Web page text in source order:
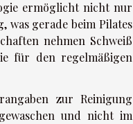
ermöglicht nicht nur
was gerade beim Pilates
nehmen Schweiß
für den regelmäßigen
zur Reinigung
und nicht im